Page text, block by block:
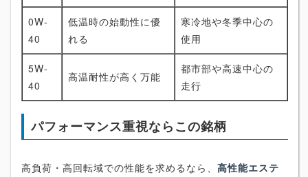
0W-
40
低温時の始動性に優
れる
寒冷地や冬季中心の
使用
5W-
40
高温耐性が高く万能
都市部や高速中心の
走行
パフォーマンス重視ならこの銘柄
高負荷・高回転域での性能を求めるなら、 高性能エステ